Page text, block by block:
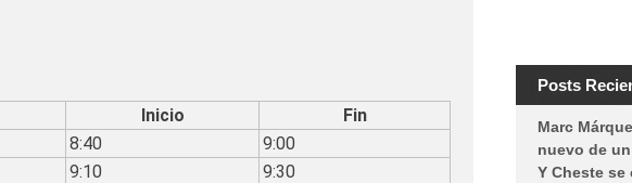
Inicio
Fin
8:40
9:00
9:10
9:30
Posts
Marc
nuevo de
Y Cheste